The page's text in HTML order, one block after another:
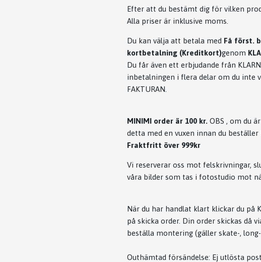
Efter att du bestämt dig för vilken
Alla priser är inklusive moms.
Du kan välja att betala med Få först.
kortbetalning (Kreditkort)genom
Du får även ett erbjudande från
inbetalningen i flera delar om du inte
FAKTURAN.
MINIMI order är 100 kr. OBS , om du
detta med en vuxen innan du
Fraktfritt över 999kr
Vi reserverar oss mot felskrivningar,
våra bilder som tas i fotostudio mot
När du har handlat klart klickar du på
på skicka order. Din order skickas då
beställa montering (gäller skate-,
Outhämtad försändelse: Ej utlösta